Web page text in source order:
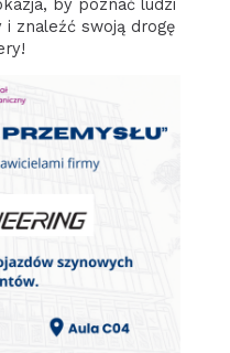
by poznać ludzi
znaleźć swoją drogę